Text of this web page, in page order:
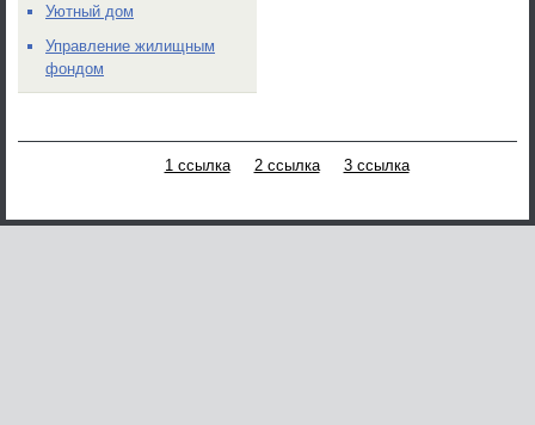
Уютный дом
Управление жилищным
фондом
1 ссылка 2 ссылка 3 ссылка